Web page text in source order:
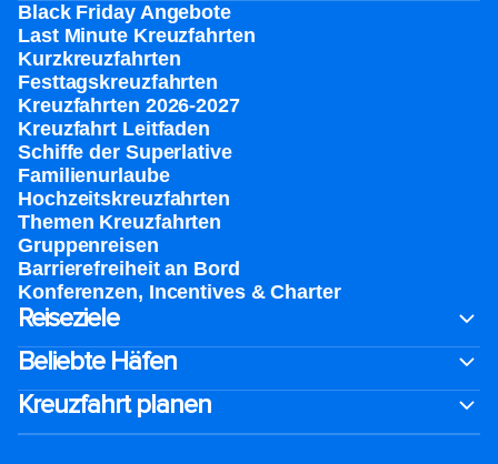
Black Friday Angebote
Last Minute Kreuzfahrten
Kurzkreuzfahrten​
Festtagskreuzfahrten​
Kreuzfahrten 2026-2027
Kreuzfahrt Leitfaden
Schiffe der Superlative
Familienurlaube​
Hochzeitskreuzfahrten
Themen Kreuzfahrten
Gruppenreisen
Barrierefreiheit an Bord​
Konferenzen, Incentives & Charter
Reiseziele
Beliebte Häfen
Kreuzfahrt planen